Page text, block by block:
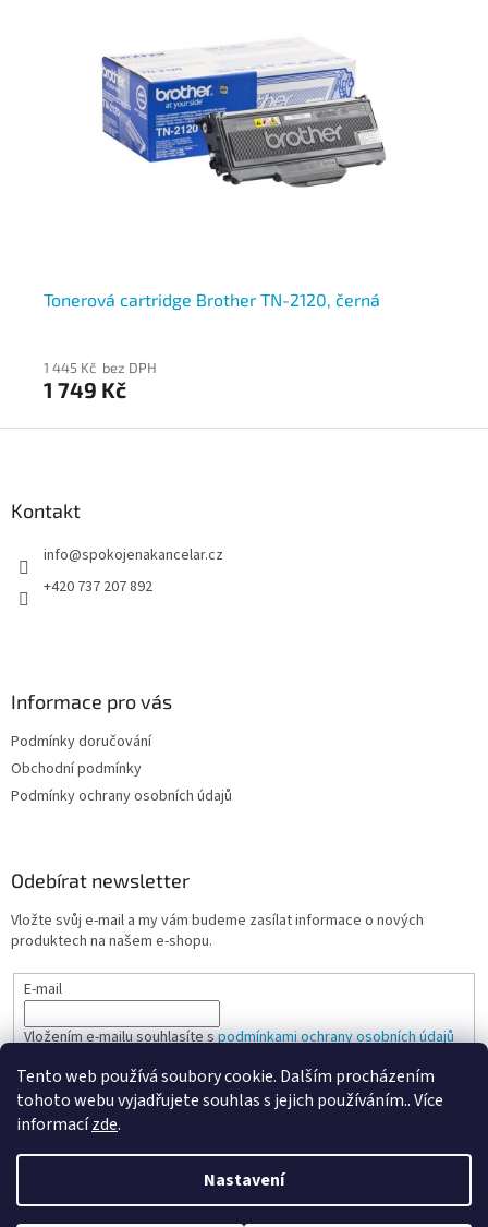
Tento web používá soubory cookie. Dalším procházením
tohoto webu vyjadřujete souhlas s jejich používáním.. Více
informacízde.
Nastavení
Tonerová cartridge Brother TN-2120, černá
1 445 Kč bez DPH
1 749 Kč
Kontakt
info@spokojenakancelar.cz
+420 737 207 892
Informace pro vás
Podmínky doručování
Obchodní podmínky
Podmínky ochrany osobních údajů
Odebírat newsletter
Vložte svůj e-mail a my vám budeme zasílat informace o nových
produktech na našem e-shopu.
E-mail
Vložením e-mailu souhlasíte spodmínkami ochrany osobních údajů
PŘIHLÁSIT SE
Vytvořil Shoptet